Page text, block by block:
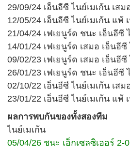
29/09/24 เอ็นอีซี ไนย์เมเก้น เสม
12/05/24 เอ็นอีซี ไนย์เมเก้น แพ้
21/04/24 เฟเยนูร์ด ชนะ เอ็นอีซี
14/01/24 เฟเยนูร์ด เสมอ เอ็นอีซี
09/02/23 เฟเยนูร์ด เสมอ เอ็นอีซี
26/01/23 เฟเยนูร์ด ชนะ เอ็นอีซี
02/10/22 เอ็นอีซี ไนย์เมเก้น เสม
23/01/22 เอ็นอีซี ไนย์เมเก้น แพ้
ผลการพบกันของทั้งสองทีม
ไนย์เมเก้น
05/04/26 ชนะ เอ็กเซลซิเออร์ 2-